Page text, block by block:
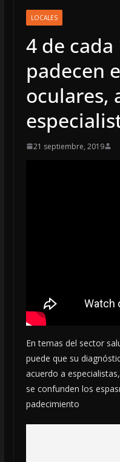
LOCALES
4 de cada
padecen
oculares,
21 septiembre, 2019
En temas del sector
puede que su
acuerdo a
se confunden los
padecimiento